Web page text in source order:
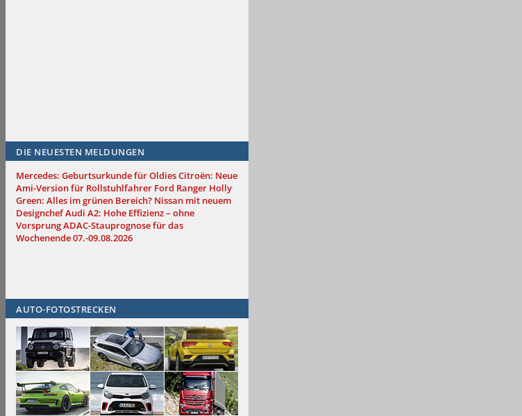
DIE NEUESTEN MELDUNGEN
Mercedes: Geburtsurkunde für OldiesCitroën: Neue
Ami-Version für Rollstuhlfahrer Ford Ranger Holly
Green: Alles im grünen Bereich? Nissan mit neuem
DesignchefAudi A2: Hohe Effizienz – ohne
VorsprungADAC-Stauprognose für das
Wochenende 07.-09.08.2026
AUTO-FOTOSTRECKEN